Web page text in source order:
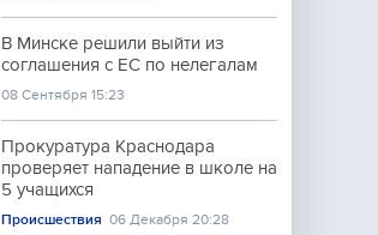
В Минске решили выйти из
соглашения с ЕС по нелегалам
08 Сентября 15:23
Прокуратура Краснодара
проверяет нападение в школе на
5 учащихся
Происшествия 06 Декабря 20:28